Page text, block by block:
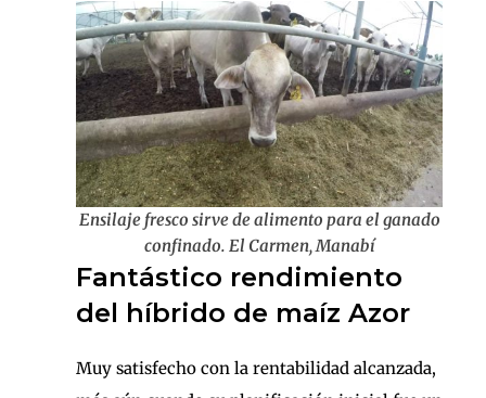
Ensilaje fresco sirve de alimento para el ganado
confinado. El Carmen, Manabí
Fantástico rendimiento
del híbrido de maíz Azor
Muy satisfecho con la rentabilidad alcanzada,